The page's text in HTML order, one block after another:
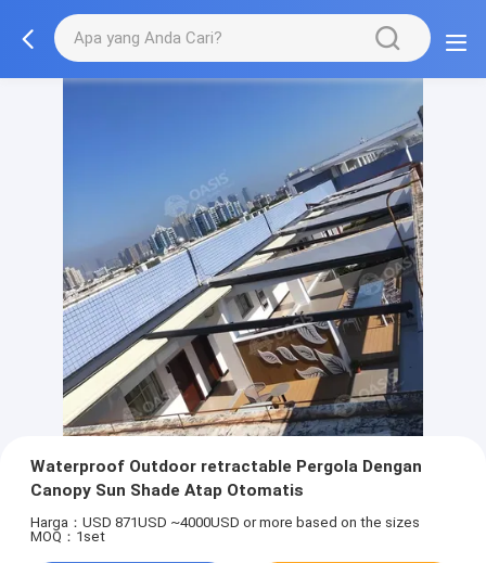
Waterproof Outdoor retractable Pergola Dengan
Canopy Sun Shade Atap Otomatis
Harga：USD 871USD ~4000USD or more based on the sizes
MOQ：1set